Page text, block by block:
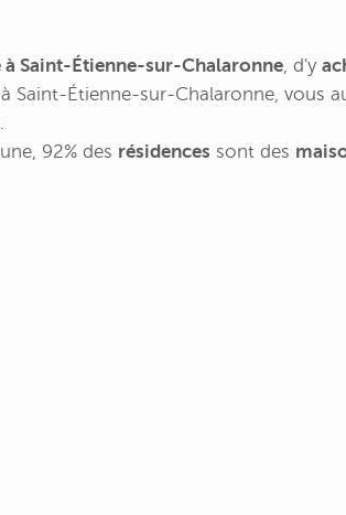
à Saint-Étienne-sur-Chalaronne, d'y
Saint-Étienne-sur-Chalaronne, vous
.
92% des résidences sont des